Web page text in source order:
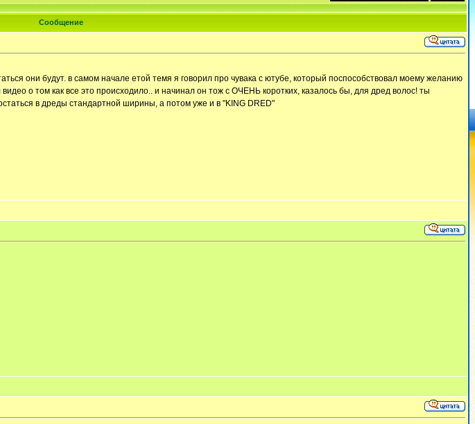
Сообщение
они будут. в самом начале етой темя я говорил про чувака с ютубе, который поспособствовал моему желанию
о том как все это происходило.. и начинал он тож с ОЧЕНЬ коротких, казалось бы, для дред волос! ты
в дреды стандартной ширины, а потом уже и в "KING DRED"